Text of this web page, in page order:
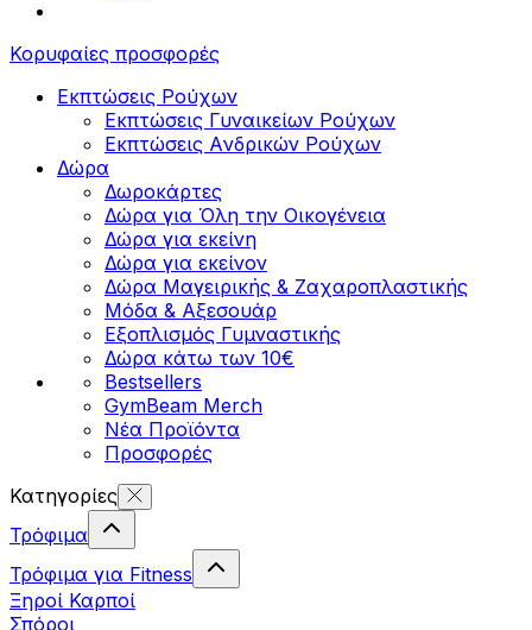
Κορυφαίες προσφορές
Εκπτώσεις Ρούχων
Εκπτώσεις Γυναικείων Ρούχων
Εκπτώσεις Aνδρικών Ρούχων
Δώρα
Δωροκάρτες
Δώρα για Όλη την Οικογένεια
Δώρα για εκείνη
Δώρα για εκείνον
Δώρα Μαγειρικής & Ζαχαροπλαστικής
Μόδα & Αξεσουάρ
Εξοπλισμός Γυμναστικής
Δώρα κάτω των 10€
Bestsellers
GymBeam Merch
Νέα Προϊόντα
Προσφορές
Κατηγορίες
Τρόφιμα
Τρόφιμα για Fitness
Ξηροί Καρποί
Σπόροι